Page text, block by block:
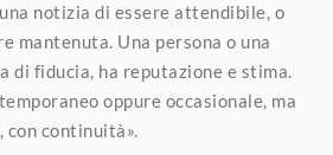
notizia di essere attendibile, o
mantenuta. Una persona o una
di fiducia, ha reputazione e stima.
oppure occasionale, ma
continuità».